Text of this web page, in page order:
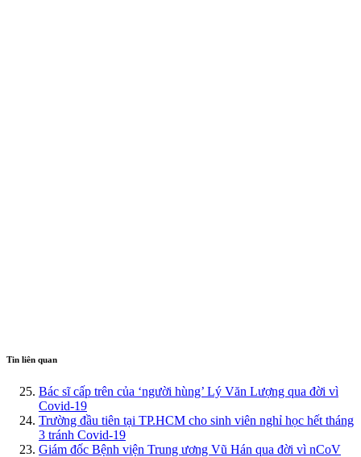
Tin liên quan
Bác sĩ cấp trên của ‘người hùng’ Lý Văn Lượng qua đời vì
Covid-19
Trường đầu tiên tại TP.HCM cho sinh viên nghỉ học hết tháng
3 tránh Covid-19
Giám đốc Bệnh viện Trung ương Vũ Hán qua đời vì nCoV